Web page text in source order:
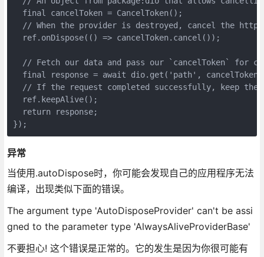
  final cancelToken = CancelToken();
// When the provider is destroyed, cancel the http
  ref.onDispose(() => cancelToken.cancel());
// Fetch our data and pass our `cancelToken` for
final response = await dio.get('path',
// If the request completed successfully, keep the
  ref.keepAlive();
  return response;
});
异常
当使用.autoDispose时，你可能会发现自己的应用程序无法
编译，出现类似下面的错误。
The argument type 'AutoDisposeProvider' can't be assi
gned to the parameter type 'AlwaysAliveProviderBase'
不要担心! 这个错误是正常的。它的发生是因为你很可能有